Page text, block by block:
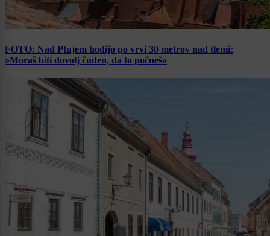
FOTO: Nad Ptujem hodijo po vrvi 30 metrov nad tlemi:
»Moraš biti dovolj čuden, da to počneš«